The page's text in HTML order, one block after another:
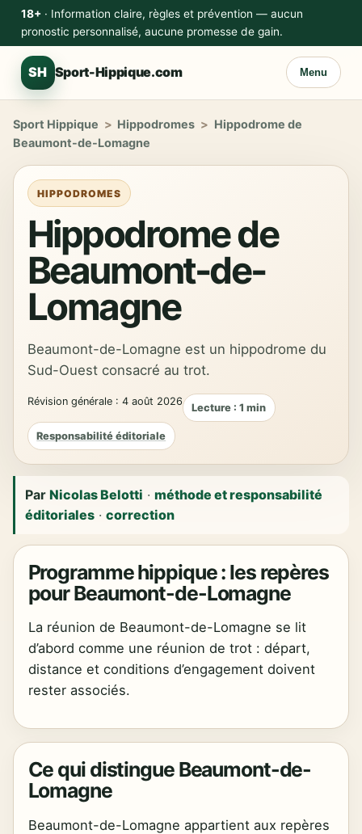
18+· Information claire, règles et prévention — aucun
pronostic personnalisé, aucune promesse de gain.
SH Sport-Hippique.com Menu
Sport Hippique > Hippodromes > Hippodrome de
Beaumont-de-Lomagne
HIPPODROMES
Hippodrome de
Beaumont-de-
Lomagne
Beaumont-de-Lomagne est un hippodrome du
Sud-Ouest consacré au trot.
Révision générale : 4 août 2026 Lecture : 1 min
Responsabilité éditoriale
ParNicolas Belotti ·méthode et responsabilité
éditoriales ·correction
Programme hippique : les repères
pour Beaumont-de-Lomagne
La réunion de Beaumont-de-Lomagne se lit
d’abord comme une réunion de trot : départ,
distance et conditions d’engagement doivent
rester associés.
Ce qui distingue Beaumont-de-
Lomagne
Beaumont-de-Lomagne appartient aux repères